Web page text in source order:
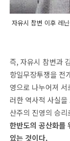
자유시 참변 이후 레
즉, 자유시 참변과
항일무장투쟁을 전
영으로 나누어져
러한 역사적 사실
산주의 진영의 승리
한반도의 공산화를
있는 것이다.